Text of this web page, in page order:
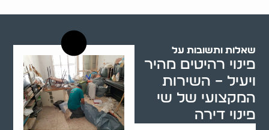
שאלות ותשובות על
פינוי רהיטים מהיר
ויעיל – השירות
המקצועי של שי
פינוי דירה